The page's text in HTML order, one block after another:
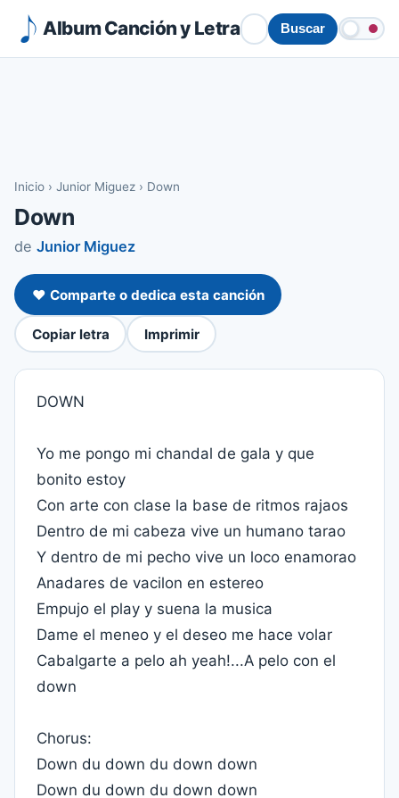
Album Canción y Letra Buscar
Inicio › Junior Miguez › Down
Down
de Junior Miguez
❤️ Comparte o dedica esta canción
Copiar letra Imprimir
DOWN
Yo me pongo mi chandal de gala y que
bonito estoy
Con arte con clase la base de ritmos rajaos
Dentro de mi cabeza vive un humano tarao
Y dentro de mi pecho vive un loco enamorao
Anadares de vacilon en estereo
Empujo el play y suena la musica
Dame el meneo y el deseo me hace volar
Cabalgarte a pelo ah yeah!...A pelo con el
down
Chorus:
Down du down du down down
Down du down du down down